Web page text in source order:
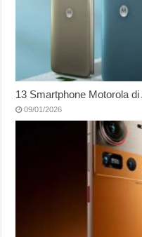
13 Smartphone Motorola
09/01/2026